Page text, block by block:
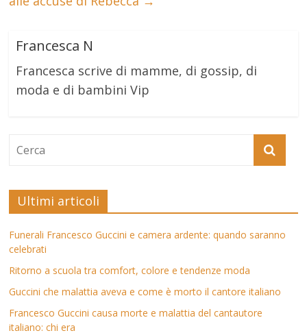
Francesca N
Francesca scrive di mamme, di gossip, di
moda e di bambini Vip
Ultimi articoli
Funerali Francesco Guccini e camera ardente: quando saranno
celebrati
Ritorno a scuola tra comfort, colore e tendenze moda
Guccini che malattia aveva e come è morto il cantore italiano
Francesco Guccini causa morte e malattia del cantautore
italiano: chi era